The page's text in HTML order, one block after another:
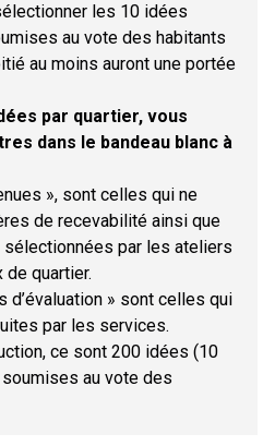
les 10 idées
au vote des habitants
au moins auront une portée
par quartier, vous
dans le bandeau blanc à
», sont celles qui ne
de recevabilité ainsi que
sélectionnées par les ateliers
quartier.
d’évaluation » sont celles qui
par les services.
ce sont 200 idées (10
au vote des